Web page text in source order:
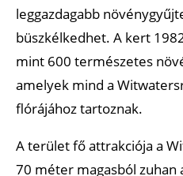
leggazdagabb
büszkélkedhet. A kert
mint 600 természetes
amelyek mind a
flórájához tartoznak.
A terület fő attrakciója a
70 méter magasból zuhan